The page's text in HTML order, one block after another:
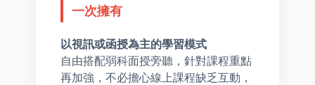
一次擁有
以視訊或函授為主的學習模式
自由搭配弱科面授旁聽，針對課程重點
再加強，不必擔心線上課程缺乏互動，